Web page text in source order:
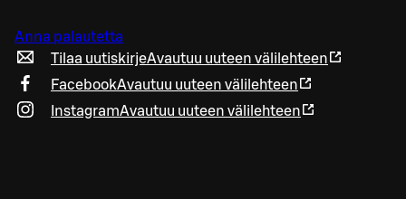
Anna palautetta
Tilaa uutiskirjeAvautuu uuteen välilehteen
FacebookAvautuu uuteen välilehteen
InstagramAvautuu uuteen välilehteen